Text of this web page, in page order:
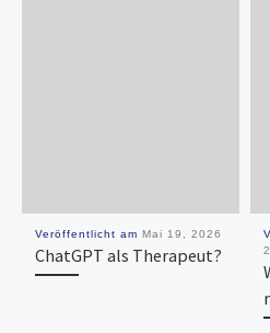
Veröffentlicht am Mai 19, 2026
ChatGPT als Therapeut?